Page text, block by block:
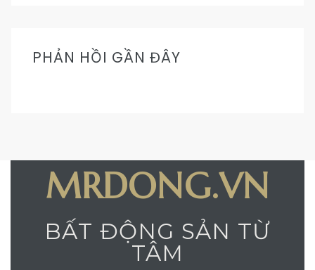
PHẢN HỒI GẦN ĐÂY
MRDONG.VN
BẤT ĐỘNG SẢN TỪ
TÂM